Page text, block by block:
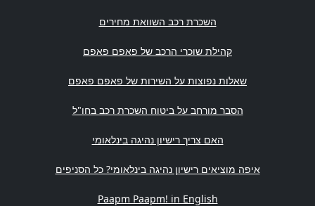
השכרת רכב השוואת מחירים
קהילת שוכרי הרכב של פאפם פאפם
שאלות נפוצות על השירות של פאפם פאפם
הסבר מורחב על ביטוח השכרת רכב בחו"ל
האם צריך רישיון נהיגה בינלאומי
איפה מוציאים רישיון נהיגה בינלאומי? כל הסניפים
Paapm Paapm! in English